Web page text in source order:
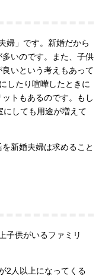
婦」です。新婚だから
いのです。また、子供
いという考えもあって
したり喧嘩したときに
トもあるのです。もし
にしても用途が増えて
新婚夫婦は求めること
子供がいるファミリ
2人以上になってくる